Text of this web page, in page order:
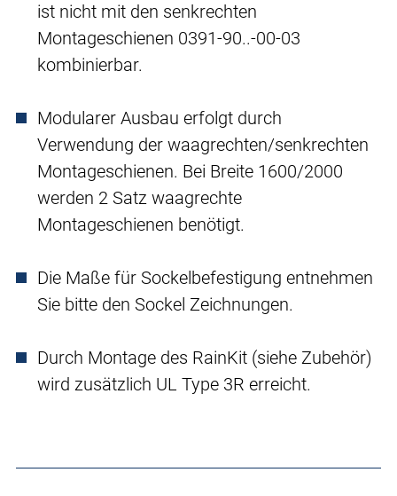
ist nicht mit den senkrechten
Montageschienen 0391-90..-00-03
kombinierbar.
Modularer Ausbau erfolgt durch
Verwendung der waagrechten/senkrechten
Montageschienen. Bei Breite 1600/2000
werden 2 Satz waagrechte
Montageschienen benötigt.
Die Maße für Sockelbefestigung entnehmen
Sie bitte den Sockel Zeichnungen.
Durch Montage des RainKit (siehe Zubehör)
wird zusätzlich UL Type 3R erreicht.